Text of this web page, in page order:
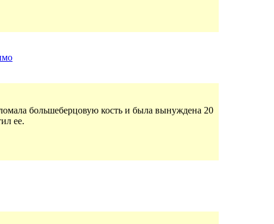
большеберцовую кость и была вынуждена 20
ее.